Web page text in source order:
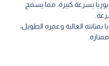
بسرعة كبيرة، مما يسمح
بمتانته العالية وعمره الطويل،